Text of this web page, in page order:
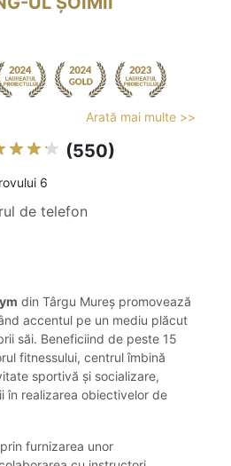
Arată mai multe >>
(550)
6
de telefon
din Târgu Mureș promovează
accentul pe un mediu plăcut
săi. Beneficiind de peste 15
fitnessului, centrul îmbină
sportivă și socializare,
în realizarea obiectivelor de
furnizarea unor